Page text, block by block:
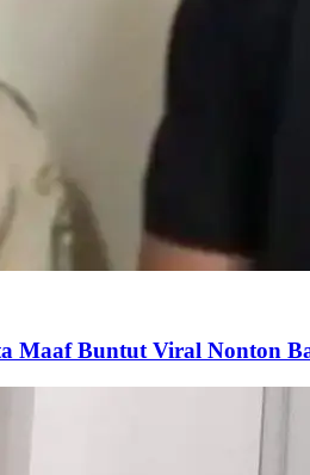
Maaf Buntut Viral Nonton